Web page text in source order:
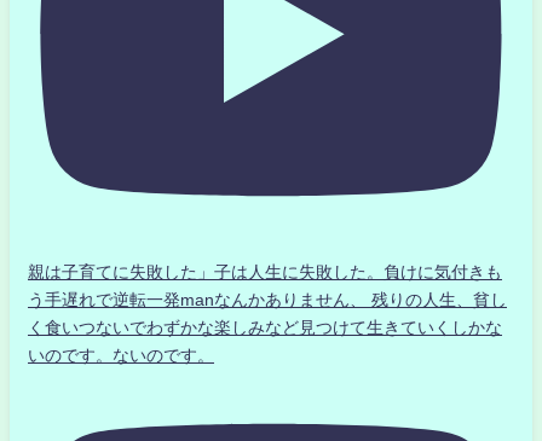
親は子育てに失敗した」子は人生に失敗した。負けに気付きも
う手遅れで逆転一発manなんかありません、 残りの人生、貧し
く食いつないでわずかな楽しみなど見つけて生きていくしかな
いのです。ないのです。